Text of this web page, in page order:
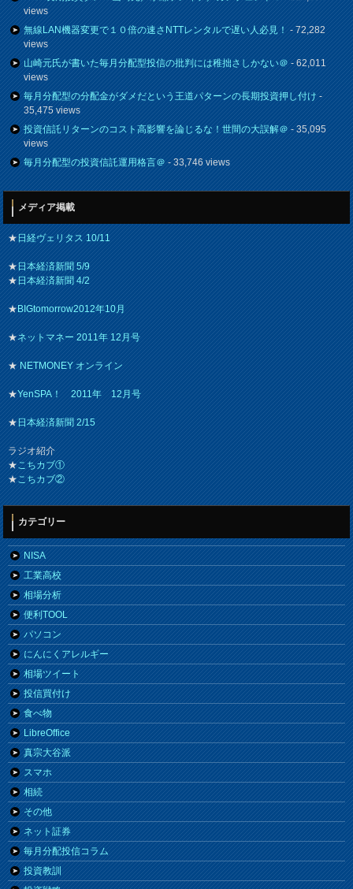
views
無線LAN機器変更で１０倍の速さNTTレンタルで遅い人必見！- 72,282
views
山崎元氏が書いた毎月分配型投信の批判には稚拙さしかない＠- 62,011
views
毎月分配型の分配金がダメだという王道パターンの長期投資押し付け-
35,475 views
投資信託リターンのコスト高影響を論じるな！世間の大誤解＠- 35,095
views
毎月分配型の投資信託運用格言＠- 33,746 views
メディア掲載
★日経ヴェリタス 10/11
★日本経済新聞 5/9
★日本経済新聞 4/2
★BIGtomorrow2012年10月
★ネットマネー 2011年 12月号
★NETMONEY オンライン
★YenSPA！ 2011年 12月号
★日本経済新聞 2/15
ラジオ紹介
★こちカブ①
★こちカブ②
カテゴリー
NISA
工業高校
相場分析
便利TOOL
パソコン
にんにくアレルギー
相場ツイート
投信買付け
食べ物
LibreOffice
真宗大谷派
スマホ
相続
その他
ネット証券
毎月分配投信コラム
投資教訓